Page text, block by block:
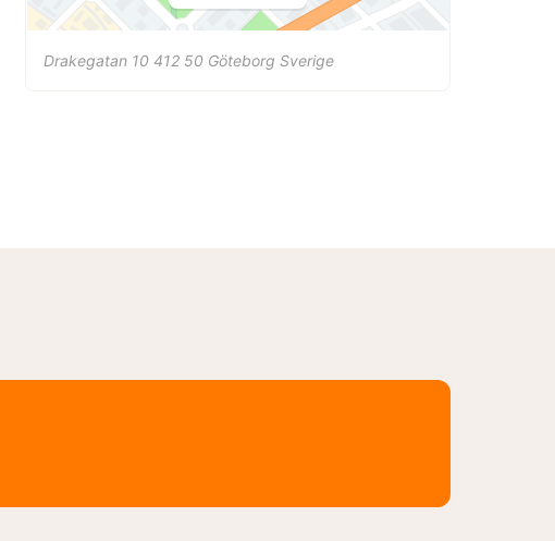
Drakegatan 10 412 50 Göteborg Sverige